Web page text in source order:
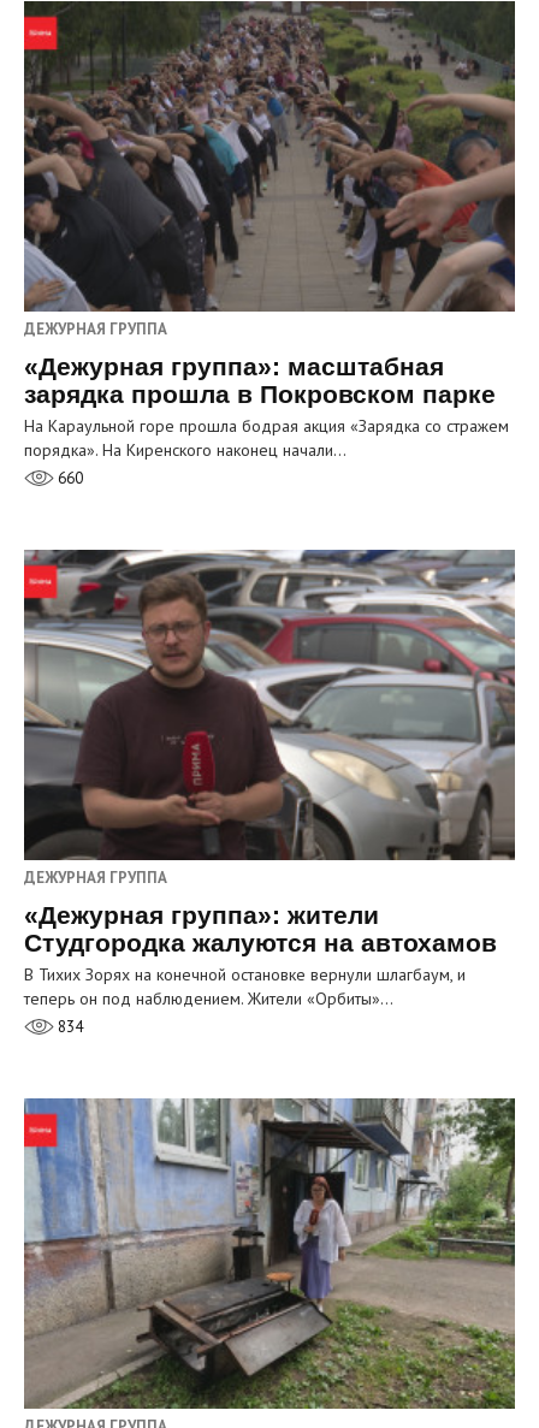
ДЕЖУРНАЯ ГРУППА
«Дежурная группа»: масштабная
зарядка прошла в Покровском парке
На Караульной горе прошла бодрая акция «Зарядка со стражем
порядка». На Киренского наконец начали…
660
ДЕЖУРНАЯ ГРУППА
«Дежурная группа»: жители
Студгородка жалуются на автохамов
В Тихих Зорях на конечной остановке вернули шлагбаум, и
теперь он под наблюдением. Жители «Орбиты»…
834